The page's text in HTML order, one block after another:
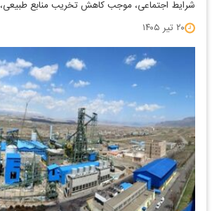
شرایط اجتماعی، موجب کاهش تخریب منابع
۲۰ تیر ۱۴۰۵